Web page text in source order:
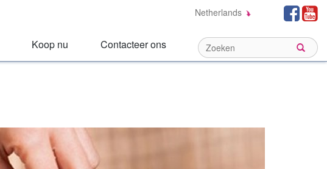
Social
Links:
Netherlands
Koop nu Contacteer ons